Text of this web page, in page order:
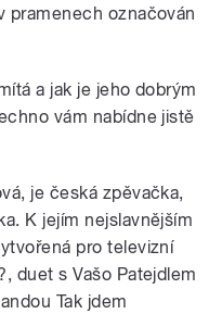
pramenech označován
a jak je jeho dobrým
vám nabídne jistě
je česká zpěvačka,
K jejím nejslavnějším
pro televizní
duet s Vašo Patejdlem
Tak jdem